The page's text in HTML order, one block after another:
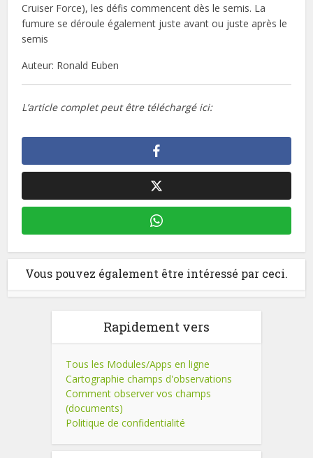
Cruiser Force), les défis commencent dès le semis. La
fumure se déroule également juste avant ou juste après le
semis
Auteur: Ronald Euben
L’article complet peut être téléchargé ici:
Vous pouvez également être intéressé par ceci.
Rapidement vers
Tous les Modules/Apps en ligne
Cartographie champs d'observations
Comment observer vos champs
(documents)
Politique de confidentialité